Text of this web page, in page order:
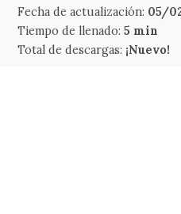
Fecha de actualización: 05/
Tiempo de llenado:5 min
Total de descargas: ¡Nuevo!